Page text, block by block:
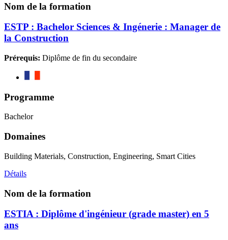
Nom de la formation
ESTP : Bachelor Sciences & Ingénerie : Manager de
la Construction
Prérequis: Diplôme de fin du secondaire
Programme
Bachelor
Domaines
Building Materials, Construction, Engineering, Smart Cities
Détails
Nom de la formation
ESTIA : Diplôme d'ingénieur (grade master) en 5
ans